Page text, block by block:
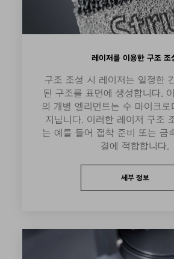
레이저를 이용한 구조 조
구조 조성 시 레이저는 일정한
된 구조를 표면에 생성합니다.
의 개별 엘리먼트는 수 마이크로
지닙니다. 이러한 레이저 구조
는 예를 들어 접착 준비 또는 금
결에 적합합니다.
세부 정보